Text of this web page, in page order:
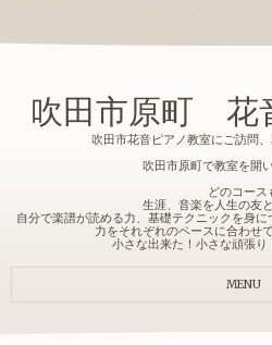
吹田市原町 花
吹田市花音ピアノ教室にご訪問
吹田市原町で教室を開
どのコース
生涯、音楽を人生の友
自分で楽譜が読める力、基礎テクニックを身
力をそれぞれのペースに合わせ
小さな出来た！小さな頑張り
MENU